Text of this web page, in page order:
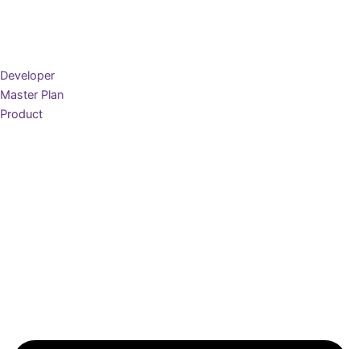
Developer
Master Plan
Product